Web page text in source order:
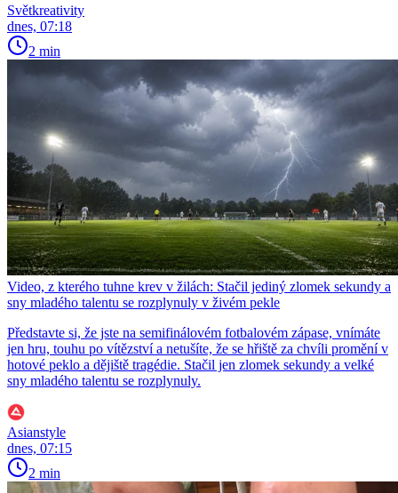
Světkreativity
dnes, 07:18
2 min
Video, z kterého tuhne krev v žilách: Stačil jediný zlomek sekundy a
sny mladého talentu se rozplynuly v živém pekle
Představte si, že jste na semifinálovém fotbalovém zápase, vnímáte
jen hru, touhu po vítězství a netušíte, že se hřiště za chvíli promění v
hotové peklo a dějiště tragédie. Stačil jen zlomek sekundy a velké
sny mladého talentu se rozplynuly.
Asianstyle
dnes, 07:15
2 min